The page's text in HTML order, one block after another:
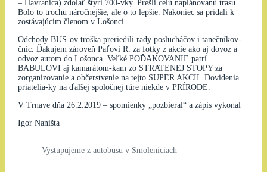
– Havranica) zdolať štyri 700-vky. Prešli celú naplánovanú trasu.
Bolo to trochu náročnejšie, ale o to lepšie. Nakoniec sa pridali k
zostávajúcim členom v Lošonci.
Odchody BUS-ov troška preriedili rady poslucháčov i tanečníkov-
čníc. Ďakujem zároveň Paľovi R. za fotky z akcie ako aj dovoz a
odvoz autom do Lošonca. Veľké POĎAKOVANIE patrí
BABULOVI aj kamarátom-kam zo STRATENEJ STOPY za
zorganizovanie a občerstvenie na tejto SUPER AKCII. Dovidenia
priatelia-ky na ďalšej spoločnej túre niekde v PRÍRODE.
V Trnave dňa 26.2.2019 – spomienky „pozbieral“ a zápis vykonal
Igor Naništa
Vystupujeme z autobusu v Smoleniciach